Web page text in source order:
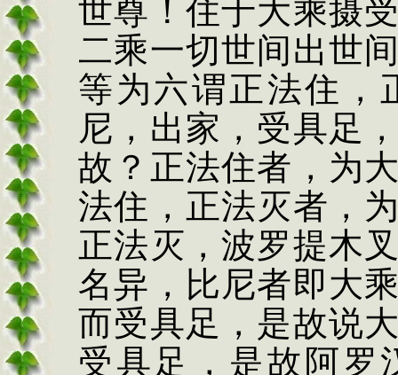
世尊！住于大乘摄
二乘一切世间出世
等为六谓正法住，
尼，出家，受具足
故？正法住者，为
法住，正法灭者，
正法灭，波罗提木
名异，比尼者即大
而受具足，是故说
受具足，是故阿罗